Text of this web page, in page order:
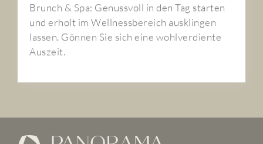
Brunch & Spa: Genussvoll in den Tag starten
und erholt im Wellnessbereich ausklingen
lassen. Gönnen Sie sich eine wohlverdiente
Auszeit.